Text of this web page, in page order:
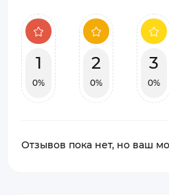
1
0%
2
0%
3
0%
Отзывов пока нет, но ваш